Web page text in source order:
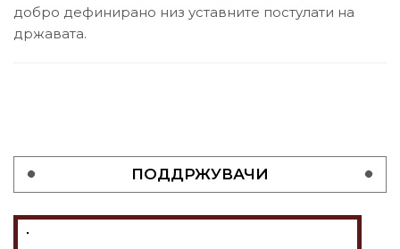
добро дефинирано низ уставните постулати на
државата.
ПОДДРЖУВАЧИ